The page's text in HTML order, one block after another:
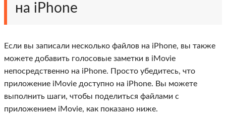
на iPhone
Если вы записали несколько файлов на iPhone, вы также
можете добавить голосовые заметки в iMovie
непосредственно на iPhone. Просто убедитесь, что
приложение iMovie доступно на iPhone. Вы можете
выполнить шаги, чтобы поделиться файлами с
приложением iMovie, как показано ниже.